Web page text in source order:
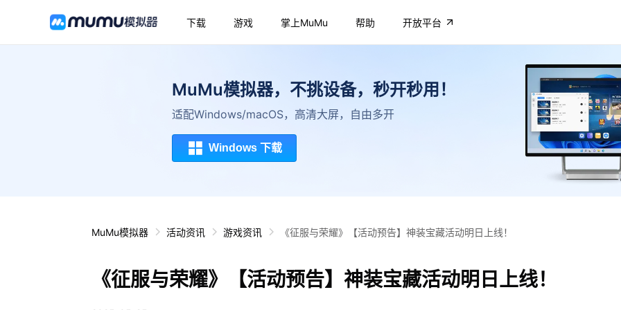
下载 游戏 掌上MuMu 帮助 开放平台
MuMu模拟器，不挑设备，秒开秒用！
适配Windows/macOS，高清大屏，自由多开
Windows 下载
MuMu模拟器 活动资讯 游戏资讯 《征服与荣耀》【活动预告】神装宝藏活动明日上线！
《征服与荣耀》【活动预告】神装宝藏活动明日上线！